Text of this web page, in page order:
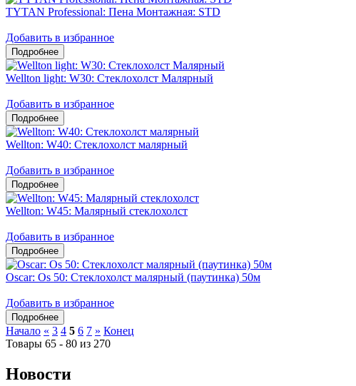
TYTAN Professional: Пена Монтажная: STD
Добавить в избранное
Wellton light: W30: Стеклохолст Малярный
Добавить в избранное
Wellton: W40: Стеклохолст малярный
Добавить в избранное
Wellton: W45: Малярный стеклохолст
Добавить в избранное
Oscar: Os 50: Стеклохолст малярный (паутинка) 50м
Добавить в избранное
Начало « 3 4 5 6 7 » Конец
Товары 65 - 80 из 270
Новости